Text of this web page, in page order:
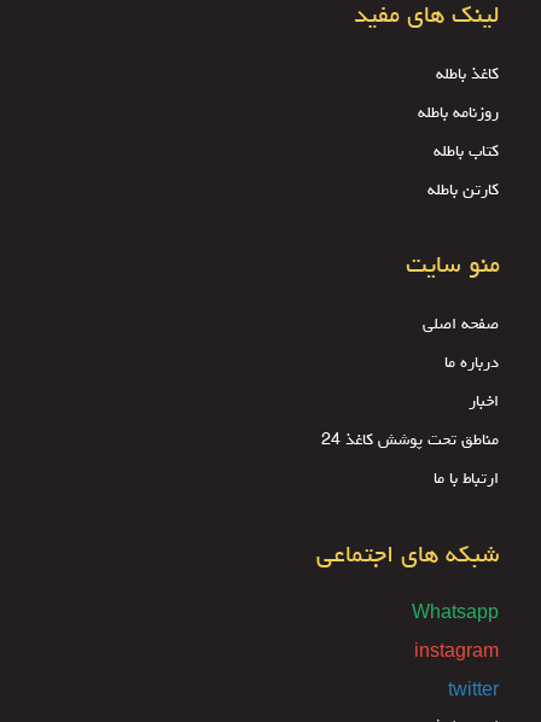
لینک های مفید
کاغذ باطله
روزنامه باطله
کتاب باطله
کارتن باطله
منو سایت
صفحه اصلی
درباره ما
اخبار
مناطق تحت پوشش کاغذ 24
ارتباط با ما
شبکه های اجتماعی
Whatsapp
instagram
twitter